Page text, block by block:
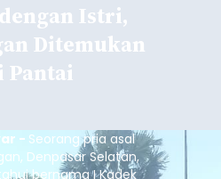
Istri,
Ditemukan
Pantai
- Seorang pria asal
Denpasar Selatan,
bernama I Kadek